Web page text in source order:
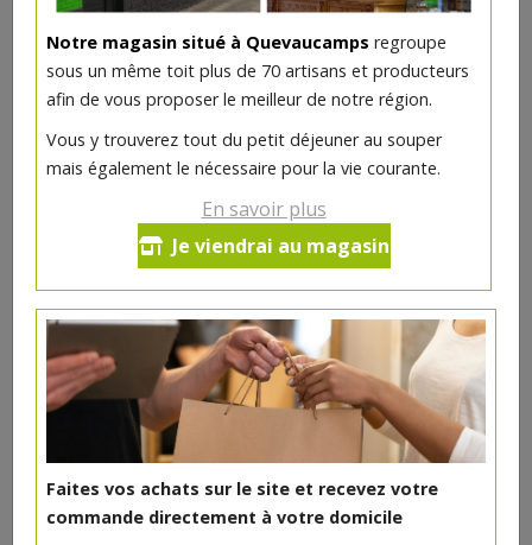
Notre magasin situé à Quevaucamps regroupe
sous un même toit plus de 70 artisans et producteurs
afin de vous proposer le meilleur de notre région.
Vous y trouverez tout du petit déjeuner au souper
mais également le nécessaire pour la vie courante.
En savoir plus
Je viendrai au magasin
Faites vos achats sur le site et recevez votre
commande directement à votre domicile
Macaroni froment blanc bio
- 1
2.46
Réception souhaitée le